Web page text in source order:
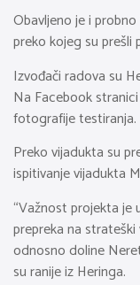
Obavljeno je i
preko kojeg su prešli
Izvođači radova su
Na Facebook
fotografije testiranja.
Preko vijadukta su
ispitivanje vijadukta
“Važnost projekta je
prepreka na
odnosno doline
su ranije iz Heringa.